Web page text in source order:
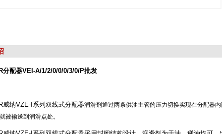
分配器VEI-A/1/2/0/0/0/3/0/P批发
威纳VZE-I系列双线式分配器润滑剂通过两条供油主管的压力切换实现在分配器
被输送到润滑点处。